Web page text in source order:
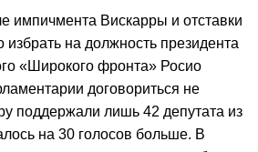
импичмента Вискарры и отставки
на должность президента
«Широкого фронта» Росио
договориться не
поддержали лишь 42 депутата из
на 30 голосов больше. В